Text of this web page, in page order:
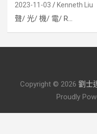
2023-11-03 Kenneth Liu
聲/ 光/ 機/ 電/ R...
Copyright © 2026 劉士
Proudly